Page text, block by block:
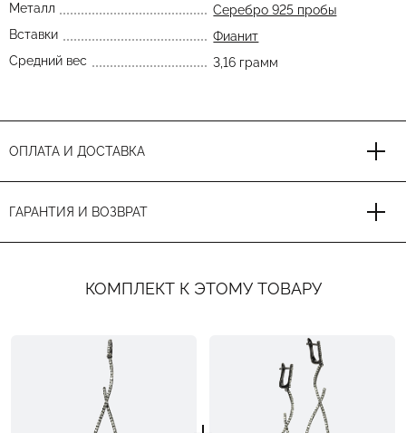
Металл
Серебро 925 пробы
Вставки
Фианит
Средний вес
3,16 грамм
ОПЛАТА И ДОСТАВКА
ГАРАНТИЯ И ВОЗВРАТ
КОМПЛЕКТ К ЭТОМУ ТОВАРУ